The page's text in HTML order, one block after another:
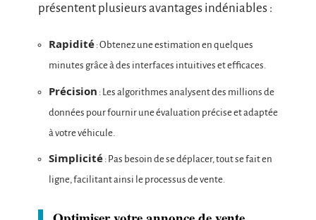
présentent plusieurs avantages indéniables :
Rapidité : Obtenez une estimation en quelques
minutes grâce à des interfaces intuitives et efficaces.
Précision : Les algorithmes analysent des millions de
données pour fournir une évaluation précise et adaptée
à votre véhicule.
Simplicité : Pas besoin de se déplacer, tout se fait en
ligne, facilitant ainsi le processus de vente.